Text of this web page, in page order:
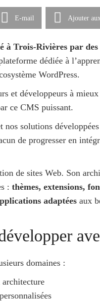
E-mail Ajouter
à Trois-Rivières par
dédiée à
WordPress.
et développeurs à
ce CMS puissant.
solutions
de progresser en
de sites Web. Son
: thèmes, extensions,
adaptées aux
domaines :
architecture